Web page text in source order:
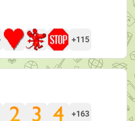
+115
+163